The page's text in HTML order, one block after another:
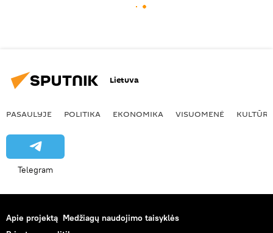
Lietuva
PASAULYJE POLITIKA EKONOMIKA VISUOMENĖ KULTŪRA
Telegram
Apie projektą Medžiagų naudojimo taisyklės